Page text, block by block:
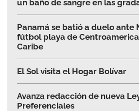
un baño de sangre en las
Panamá se batió a duelo ante
fútbol playa de
Caribe
El Sol visita el Hogar Bolívar
Avanza redacción de nueva
Preferenciales